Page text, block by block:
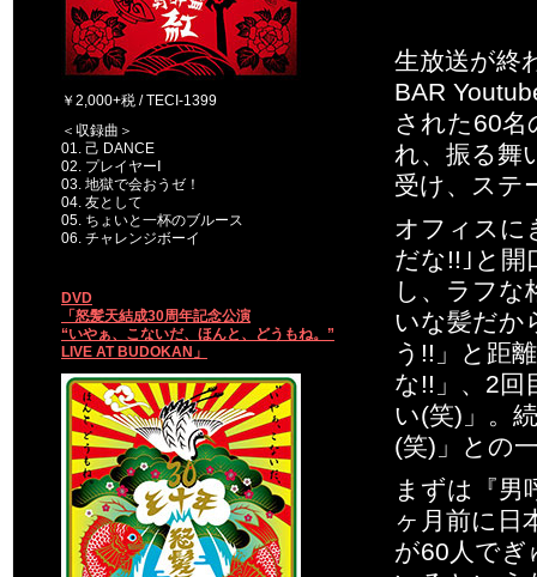
￥2,000+税 / TECI-1399
＜収録曲＞
01. 己 DANCE
02. プレイヤーⅠ
03. 地獄で会おうゼ！
04. 友として
05. ちょいと一杯のブルース
06. チャレンジボーイ
DVD
「怒髪天結成30周年記念公演
“いやぁ、こないだ、ほんと、どうもね。”
LIVE AT BUDOKAN」
生放送が終
BAR
された60名
れ、振る舞
受け、ステ
オフィスに
だな!!｣と開
し、ラフな
いな髪だ
う!!」と距
な!!」、2回
い(笑)」。
(笑)」との
まずは『男
ヶ月前に日
が60人で